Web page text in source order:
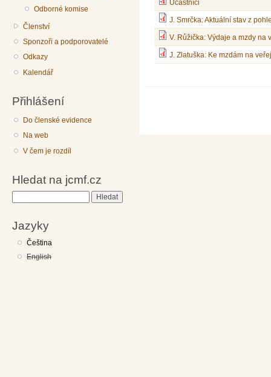
Odborné komise
Členství
Sponzoři a podporovatelé
Odkazy
Kalendář
Přihlášení
Do členské evidence
Na web
V čem je rozdíl
Hledat na jcmf.cz
Jazyky
Čeština
English
Účastníci
J. Smrčka: Aktuální stav z
V. Růžička: Výdaje a mzdy na
J. Zlatuška: Ke mzdám na